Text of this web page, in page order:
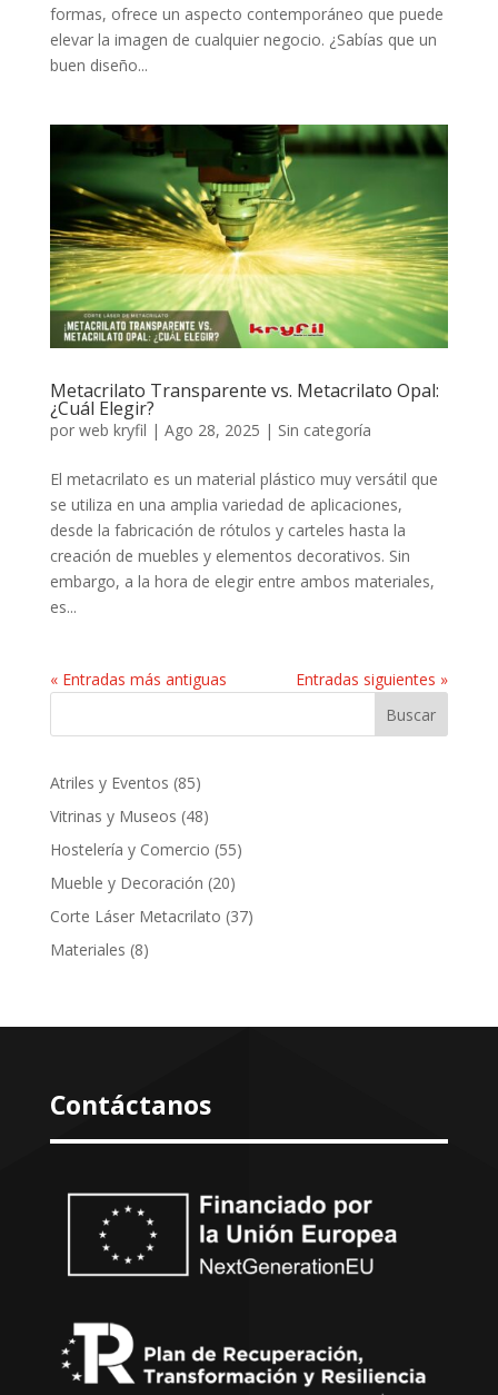
formas, ofrece un aspecto contemporáneo que puede
elevar la imagen de cualquier negocio. ¿Sabías que un
buen diseño...
Metacrilato Transparente vs. Metacrilato Opal:
¿Cuál Elegir?
por web kryfil | Ago 28, 2025 | Sin categoría
El metacrilato es un material plástico muy versátil que
se utiliza en una amplia variedad de aplicaciones,
desde la fabricación de rótulos y carteles hasta la
creación de muebles y elementos decorativos. Sin
embargo, a la hora de elegir entre ambos materiales,
es...
« Entradas más antiguas
Entradas siguientes »
Buscar
Atriles y Eventos 8585
productos
Vitrinas y Museos 4848
productos
Hostelería y Comercio 5555
Mueble y Decoración 2020
productos
Corte Láser Metacrilato 3737
Materiales 88
Contáctanos